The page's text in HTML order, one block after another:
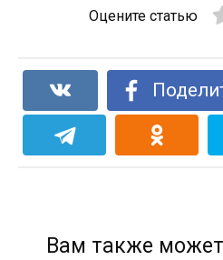
Оцените статью
Вам также